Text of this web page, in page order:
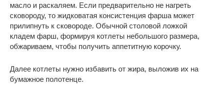
масло и раскаляем. Если предварительно не нагреть
сковороду, то жидковатая консистенция фарша может
прилипнуть к сковороде. Обычной столовой ложкой
кладем фарш, формируя котлеты небольшого размера,
обжариваем, чтобы получить аппетитную корочку.
Далее котлеты нужно избавить от жира, выложив их на
бумажное полотенце.